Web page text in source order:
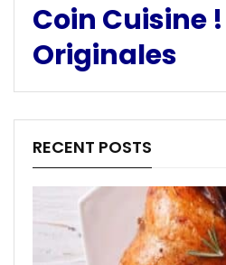
Coin Cuisine
Originales
RECENT POSTS